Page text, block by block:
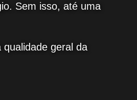
Sem isso, até uma
geral da